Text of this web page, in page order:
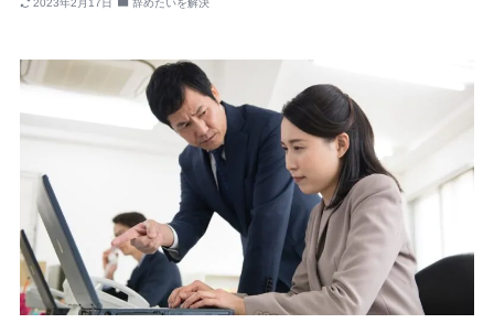
2023年2月17日 辞めたいを解決